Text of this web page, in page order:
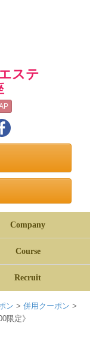
ステ
Company
Course
Recruit
ン > 併用クーポン >
限定》